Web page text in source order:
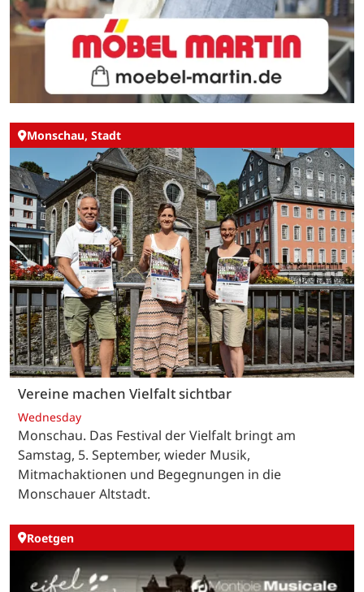
Monschau, Stadt
Vereine machen Vielfalt sichtbar
Wednesday
Monschau. Das Festival der Vielfalt bringt am
Samstag, 5. September, wieder Musik,
Mitmachaktionen und Begegnungen in die
Monschauer Altstadt.
Roetgen